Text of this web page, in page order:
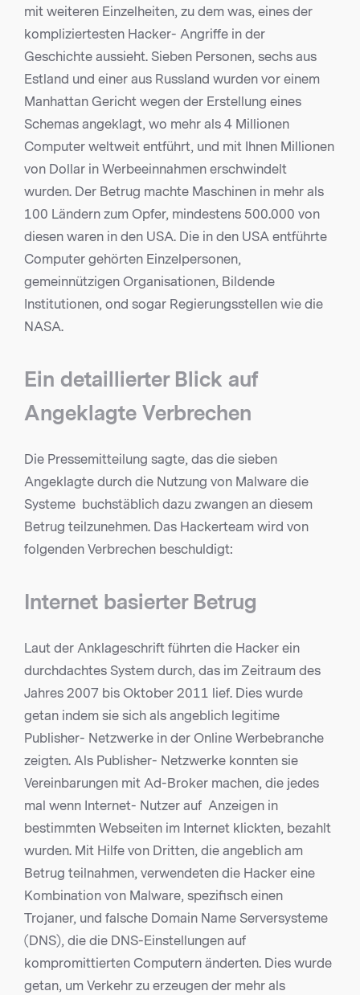
mit weiteren Einzelheiten, zu dem was, eines der
kompliziertesten Hacker- Angriffe in der
Geschichte aussieht. Sieben Personen, sechs aus
Estland und einer aus Russland wurden vor einem
Manhattan Gericht wegen der Erstellung eines
Schemas angeklagt, wo mehr als 4 Millionen
Computer weltweit entführt, und mit Ihnen Millionen
von Dollar in Werbeeinnahmen erschwindelt
wurden. Der Betrug machte Maschinen in mehr als
100 Ländern zum Opfer, mindestens 500.000 von
diesen waren in den USA. Die in den USA entführte
Computer gehörten Einzelpersonen,
gemeinnützigen Organisationen, Bildende
Institutionen, ond sogar Regierungsstellen wie die
NASA.
Ein detaillierter Blick auf
Angeklagte Verbrechen
Die Pressemitteilung sagte, das die sieben
Angeklagte durch die Nutzung von Malware die
Systeme buchstäblich dazu zwangen an diesem
Betrug teilzunehmen. Das Hackerteam wird von
folgenden Verbrechen beschuldigt:
Internet basierter Betrug
Laut der Anklageschrift führten die Hacker ein
durchdachtes System durch, das im Zeitraum des
Jahres 2007 bis Oktober 2011 lief. Dies wurde
getan indem sie sich als angeblich legitime
Publisher- Netzwerke in der Online Werbebranche
zeigten. Als Publisher- Netzwerke konnten sie
Vereinbarungen mit Ad-Broker machen, die jedes
mal wenn Internet- Nutzer auf Anzeigen in
bestimmten Webseiten im Internet klickten, bezahlt
wurden. Mit Hilfe von Dritten, die angeblich am
Betrug teilnahmen, verwendeten die Hacker eine
Kombination von Malware, spezifisch einen
Trojaner, und falsche Domain Name Serversysteme
(DNS), die die DNS-Einstellungen auf
kompromittierten Computern änderten. Dies wurde
getan, um Verkehr zu erzeugen der mehr als